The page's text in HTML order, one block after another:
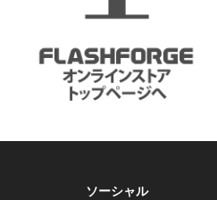
ソーシャル